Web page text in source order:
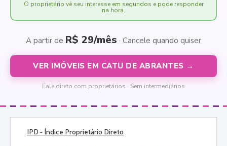
O proprietário vê seu interesse em segundos e pode responder
na hora.
A partir de R$ 29/mês · Cancele quando quiser
VER IMÓVEIS EM CATU DE ABRANTES →
Fale direto com proprietários · Sem intermediários
IPD- Índice Proprietário Direto